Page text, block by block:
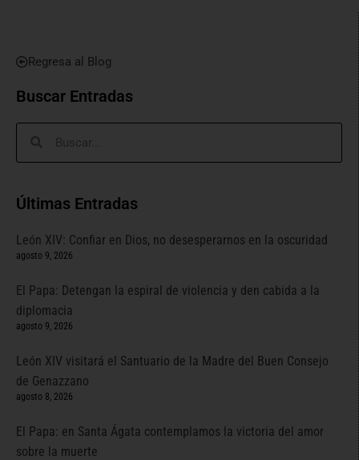
Regresa al Blog
Buscar Entradas
Últimas Entradas
León XIV: Confiar en Dios, no desesperarnos en la oscuridad
agosto 9, 2026
El Papa: Detengan la espiral de violencia y den cabida a la
diplomacia
agosto 9, 2026
León XIV visitará el Santuario de la Madre del Buen Consejo
de Genazzano
agosto 8, 2026
El Papa: en Santa Ágata contemplamos la victoria del amor
sobre la muerte